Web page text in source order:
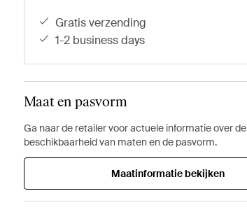
gratis verzending
1-2 business days
Maat en pasvorm
Ga naar de retailer voor actuele informatie over de
beschikbaarheid van maten en de pasvorm.
Maatinformatie bekijken